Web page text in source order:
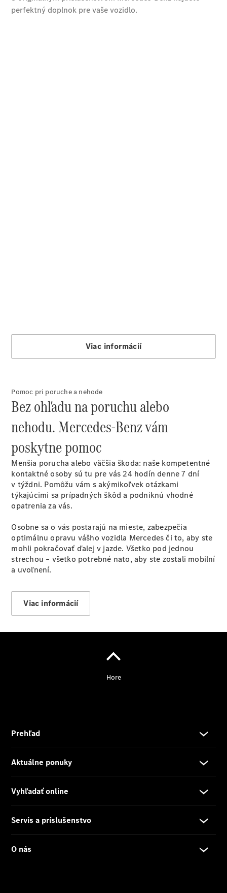
Pomoc pri poruche a nehode
Bez ohľadu na poruchu alebo
nehodu. Mercedes-Benz vám
poskytne pomoc
Menšia porucha alebo väčšia škoda: naše kompetentné
kontaktné osoby sú tu pre vás 24 hodín denne 7 dní
v týždni. Pomôžu vám s akýmikoľvek otázkami
týkajúcimi sa prípadných škôd a podniknú vhodné
opatrenia za vás.
Osobne sa o vás postarajú na mieste, zabezpečia
optimálnu opravu vášho vozidla Mercedes či to, aby ste
mohli pokračovať ďalej v jazde. Všetko pod jednou
strechou – všetko potrebné nato, aby ste zostali mobilní
a uvoľnení.
Viac informácií